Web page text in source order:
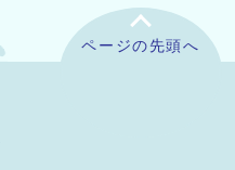
ページの先頭へ